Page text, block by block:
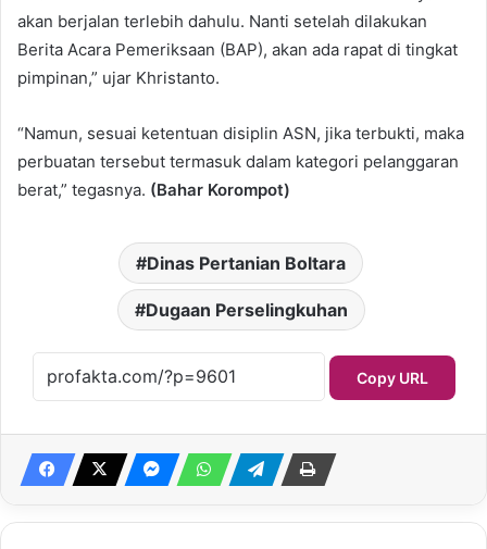
akan berjalan terlebih dahulu. Nanti setelah dilakukan
Berita Acara Pemeriksaan (BAP), akan ada rapat di tingkat
pimpinan,” ujar Khristanto.
“Namun, sesuai ketentuan disiplin ASN, jika terbukti, maka
perbuatan tersebut termasuk dalam kategori pelanggaran
berat,” tegasnya. (Bahar Korompot)
Dinas Pertanian Boltara
Dugaan Perselingkuhan
Copy URL